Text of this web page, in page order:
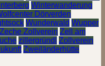
Winterwanderung
Dörverden
Wunderwald Wupper
Zeche Zollverein Zell am
zillergründl Zollverein
Zweiländerhütte